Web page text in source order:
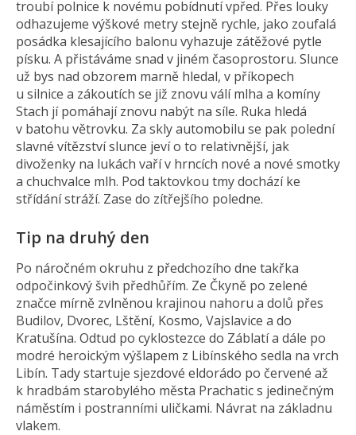
troubí polnice k novému pobídnutí vpřed. Přes louky
odhazujeme výškové metry stejně rychle, jako zoufalá
posádka klesajícího balonu vyhazuje zátěžové pytle
písku. A přistáváme snad v jiném časoprostoru. Slunce
už bys nad obzorem marně hledal, v příkopech
u silnice a zákoutích se již znovu válí mlha a komíny
Stach jí pomáhají znovu nabýt na síle. Ruka hledá
v batohu větrovku. Za skly automobilu se pak polední
slavné vítězství slunce jeví o to relativnější, jak
divoženky na lukách vaří v hrncích nové a nové smotky
a chuchvalce mlh. Pod taktovkou tmy dochází ke
střídání stráží. Zase do zítřejšího poledne.
Tip na druhý den
Po náročném okruhu z předchozího dne takřka
odpočinkový švih předhůřím. Ze Čkyně po zelené
značce mírně zvlněnou krajinou nahoru a dolů přes
Budilov, Dvorec, Lštění, Kosmo, Vajslavice a do
Kratušína. Odtud po cyklostezce do Záblatí a dále po
modré heroickým výšlapem z Libínského sedla na vrch
Libín. Tady startuje sjezdové eldorádo po červené až
k hradbám starobylého města Prachatic s jedinečným
náměstím i postranními uličkami. Návrat na základnu
vlakem.